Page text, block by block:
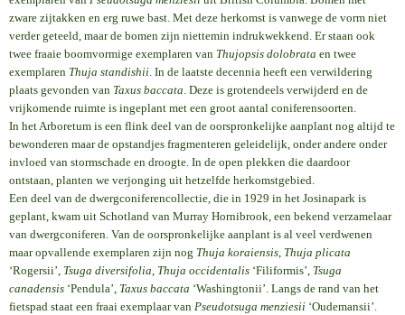
zware zijtakken en erg ruwe bast. Met deze herkomst is vanwege de vorm niet
verder geteeld, maar de bomen zijn niettemin indrukwekkend. Er staan ook
twee fraaie boomvormige exemplaren van Thujopsis dolobrata en twee
exemplaren Thuja standishii. In de laatste decennia heeft een verwildering
plaats gevonden van Taxus baccata. Deze is grotendeels verwijderd en de
vrijkomende ruimte is ingeplant met een groot aantal coniferensoorten.
In het Arboretum is een flink deel van de oorspronkelijke aanplant nog altijd te
bewonderen maar de opstandjes fragmenteren geleidelijk, onder andere onder
invloed van stormschade en droogte. In de open plekken die daardoor
ontstaan, planten we verjonging uit hetzelfde herkomstgebied.
Een deel van de dwergconiferencollectie, die in 1929 in het Josinapark is
geplant, kwam uit Schotland van Murray Hornibrook, een bekend verzamelaar
van dwergconiferen. Van de oorspronkelijke aanplant is al veel verdwenen
maar opvallende exemplaren zijn nog Thuja koraiensis, Thuja plicata
‘Rogersii’, Tsuga diversifolia, Thuja occidentalis ‘Filiformis’, Tsuga
canadensis ‘Pendula’, Taxus baccata ‘Washingtonii’. Langs de rand van het
fietspad staat een fraai exemplaar van Pseudotsuga menziesii ‘Oudemansii’.